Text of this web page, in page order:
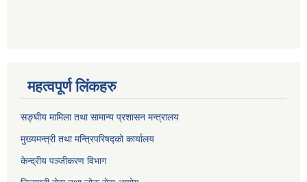
महत्वपूर्ण लिंकहरु
सङ्घीय मामिला तथा सामान्य प्रशासन मन्त्रालय
मुख्यमन्त्री तथा मन्त्रिपरिषद्को कार्यालय
केन्द्रीय पञ्जीकरण विभाग